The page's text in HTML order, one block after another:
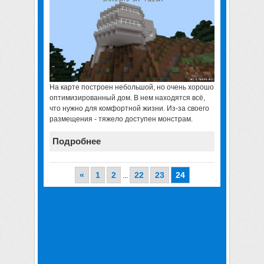
На карте построен небольшой, но очень хорошо
оптимизированный дом. В нем находятся всё,
что нужно для комфортной жизни. Из-за своего
размещения - тяжело доступен монстрам.
Подробнее
« 1 2 22 23 24